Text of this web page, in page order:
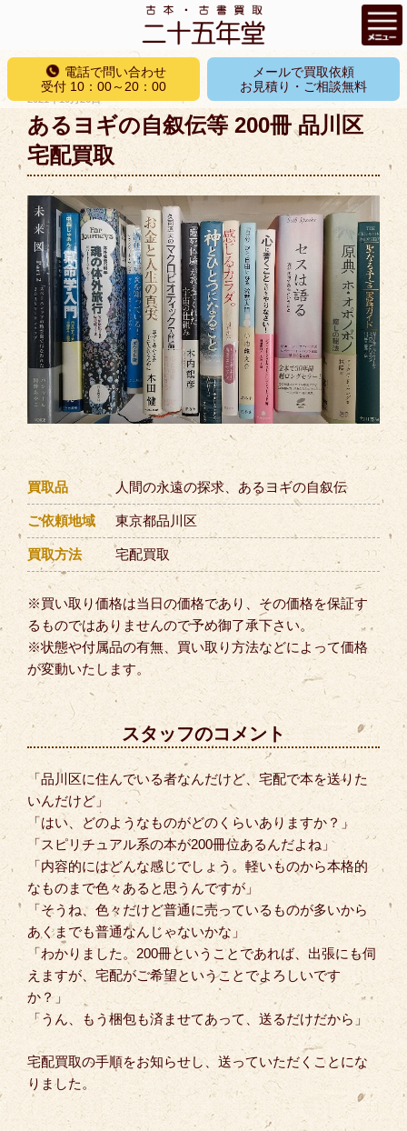
コ
テ
ン
ツ
へ
ス
キ
プ
電話で問い合わせ
受付 10：00～20：00
メールで買取依頼
お見積り・ご相談無料
稿
日:
2021年10月26日
あるヨギの自叙伝等 200冊 品川区
宅配買取
買取品 人間の永遠の探求、あるヨギの自叙伝
ご依頼地域 東京都品川区
買取方法 宅配買取
※買い取り価格は当日の価格であり、その価格を保証す
るものではありませんので予め御了承下さい。
※状態や付属品の有無、買い取り方法などによって価格
が変動いたします。
スタッフのコメント
「品川区に住んでいる者なんだけど、宅配で本を送りた
いんだけど」
「はい、どのようなものがどのくらいありますか？」
「スピリチュアル系の本が200冊位あるんだよね」
「内容的にはどんな感じでしょう。軽いものから本格的
なものまで色々あると思うんですが」
「そうね、色々だけど普通に売っているものが多いから
あくまでも普通なんじゃないかな」
「わかりました。200冊ということであれば、出張にも伺
えますが、宅配がご希望ということでよろしいです
か？」
「うん、もう梱包も済ませてあって、送るだけだから」
宅配買取の手順をお知らせし、送っていただくことにな
りました。